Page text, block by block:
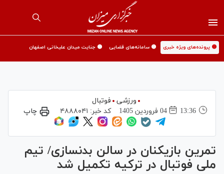
🟡 پرونده‌های ویژه خبری 🟡 سامانه‌های قضایی 🟡 جنایت میدان علیخانی اصفهان
ورزشی
فوتبال
13:36
04 فروردين 1405 کد خبر: ۴۸۸۸۰۴۱ چاپ
تمرین بازیکنان در سالن بدنسازی/ تیم
ملی فوتبال در ترکیه تکمیل شد